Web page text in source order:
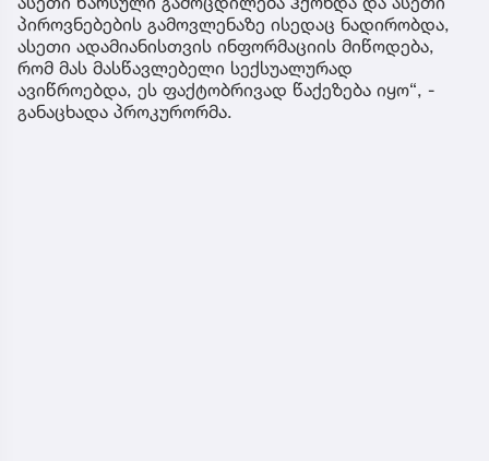
“ჩვენ წაქეზებას შემდეგი გარემოებების
გათვალისწინებით ვამტკიცებთ - უნდა
გავითვალისწინოთ, ვინ არის მსჯავრდადებული
ალექსანდრე გაბაშვილი, მისი წარსული ისტორია
და მისი პიროვნება. ეს არის ე.წ. პედოფილებთან
მებრძოლი პირი. მას ბრალდება ამ